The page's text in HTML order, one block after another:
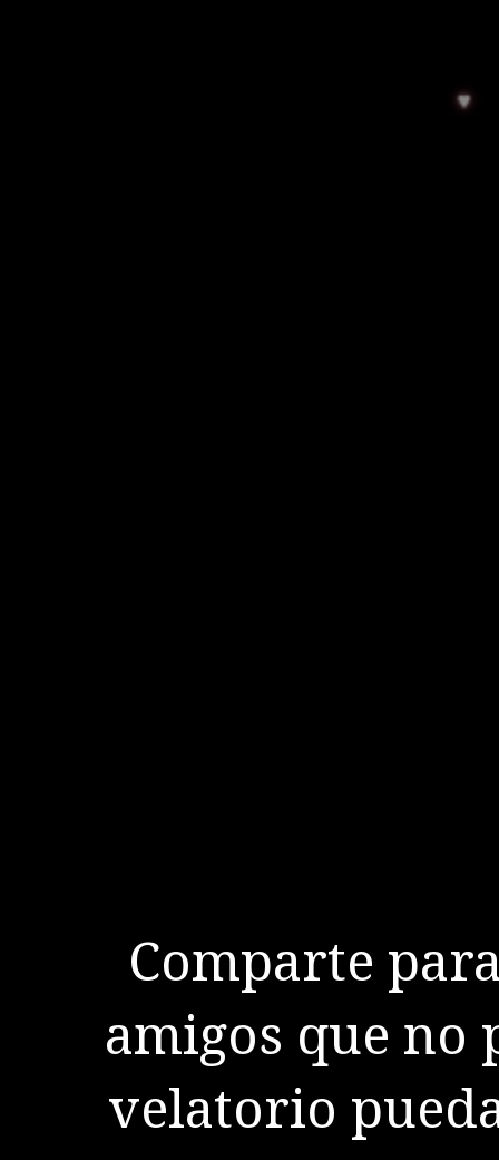
Comparte
amigos que
velatorio